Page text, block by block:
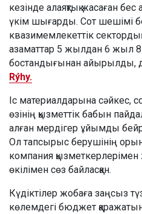
кезінде алаяқтық жасаған
үкім шығарды. Сот шешімі
квазимемлекеттік
азаматтар 5 жылдан 6 жыл 8
бостандығынан айырылды,
Rýhy.
Іс материалдарына сәйкес,
өзінің қызметтік бабын
алған мердігер ұйымды
Ол тапсырыс берушінің
компания қызметкерлерімен
өкілімен сөз байласқан.
Күдіктілер жобаға заңсыз
көлемдегі бюджет қаражатын